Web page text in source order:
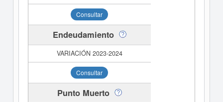
Consultar
Endeudamiento
Consultar
Punto Muerto